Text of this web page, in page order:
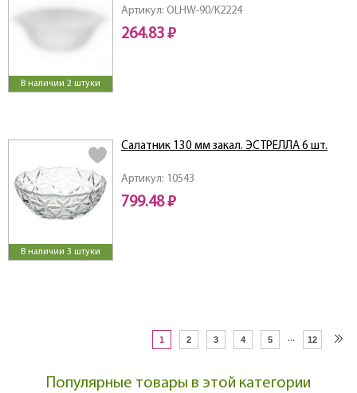
В наличии 2 штуки
Артикул: OLHW-90/K2224
264.83 ₽
В наличии 3 штуки
Артикул: 10543
Салатник 130 мм закал. ЭСТРЕЛЛА 6 шт.
799.48 ₽
1 2 3 4 5 ... 12
Популярные товары в этой категории